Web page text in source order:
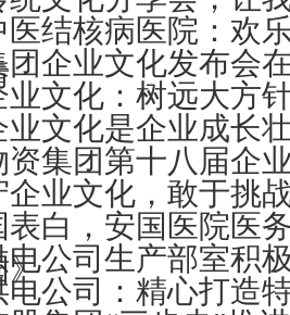
结核病医院：欢
团企业文化发布会
业文化：树远大方
文化是企业成长
集团第十八届企
企业文化，敢于挑
白，安国医院医
》
电公司生产部室积
公司：精心打造